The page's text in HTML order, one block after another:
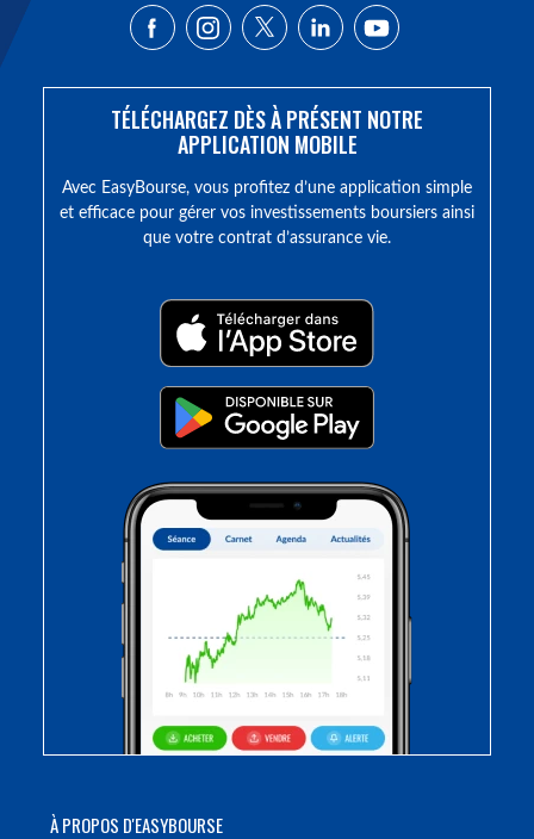
À PROPOS D'EASYBOURSE
TÉLÉCHARGEZ DÈS À PRÉSENT NOTRE
APPLICATION MOBILE
Avec EasyBourse, vous profitez d’une application simple
et efficace pour gérer vos investissements boursiers ainsi
que votre contrat d’assurance vie.